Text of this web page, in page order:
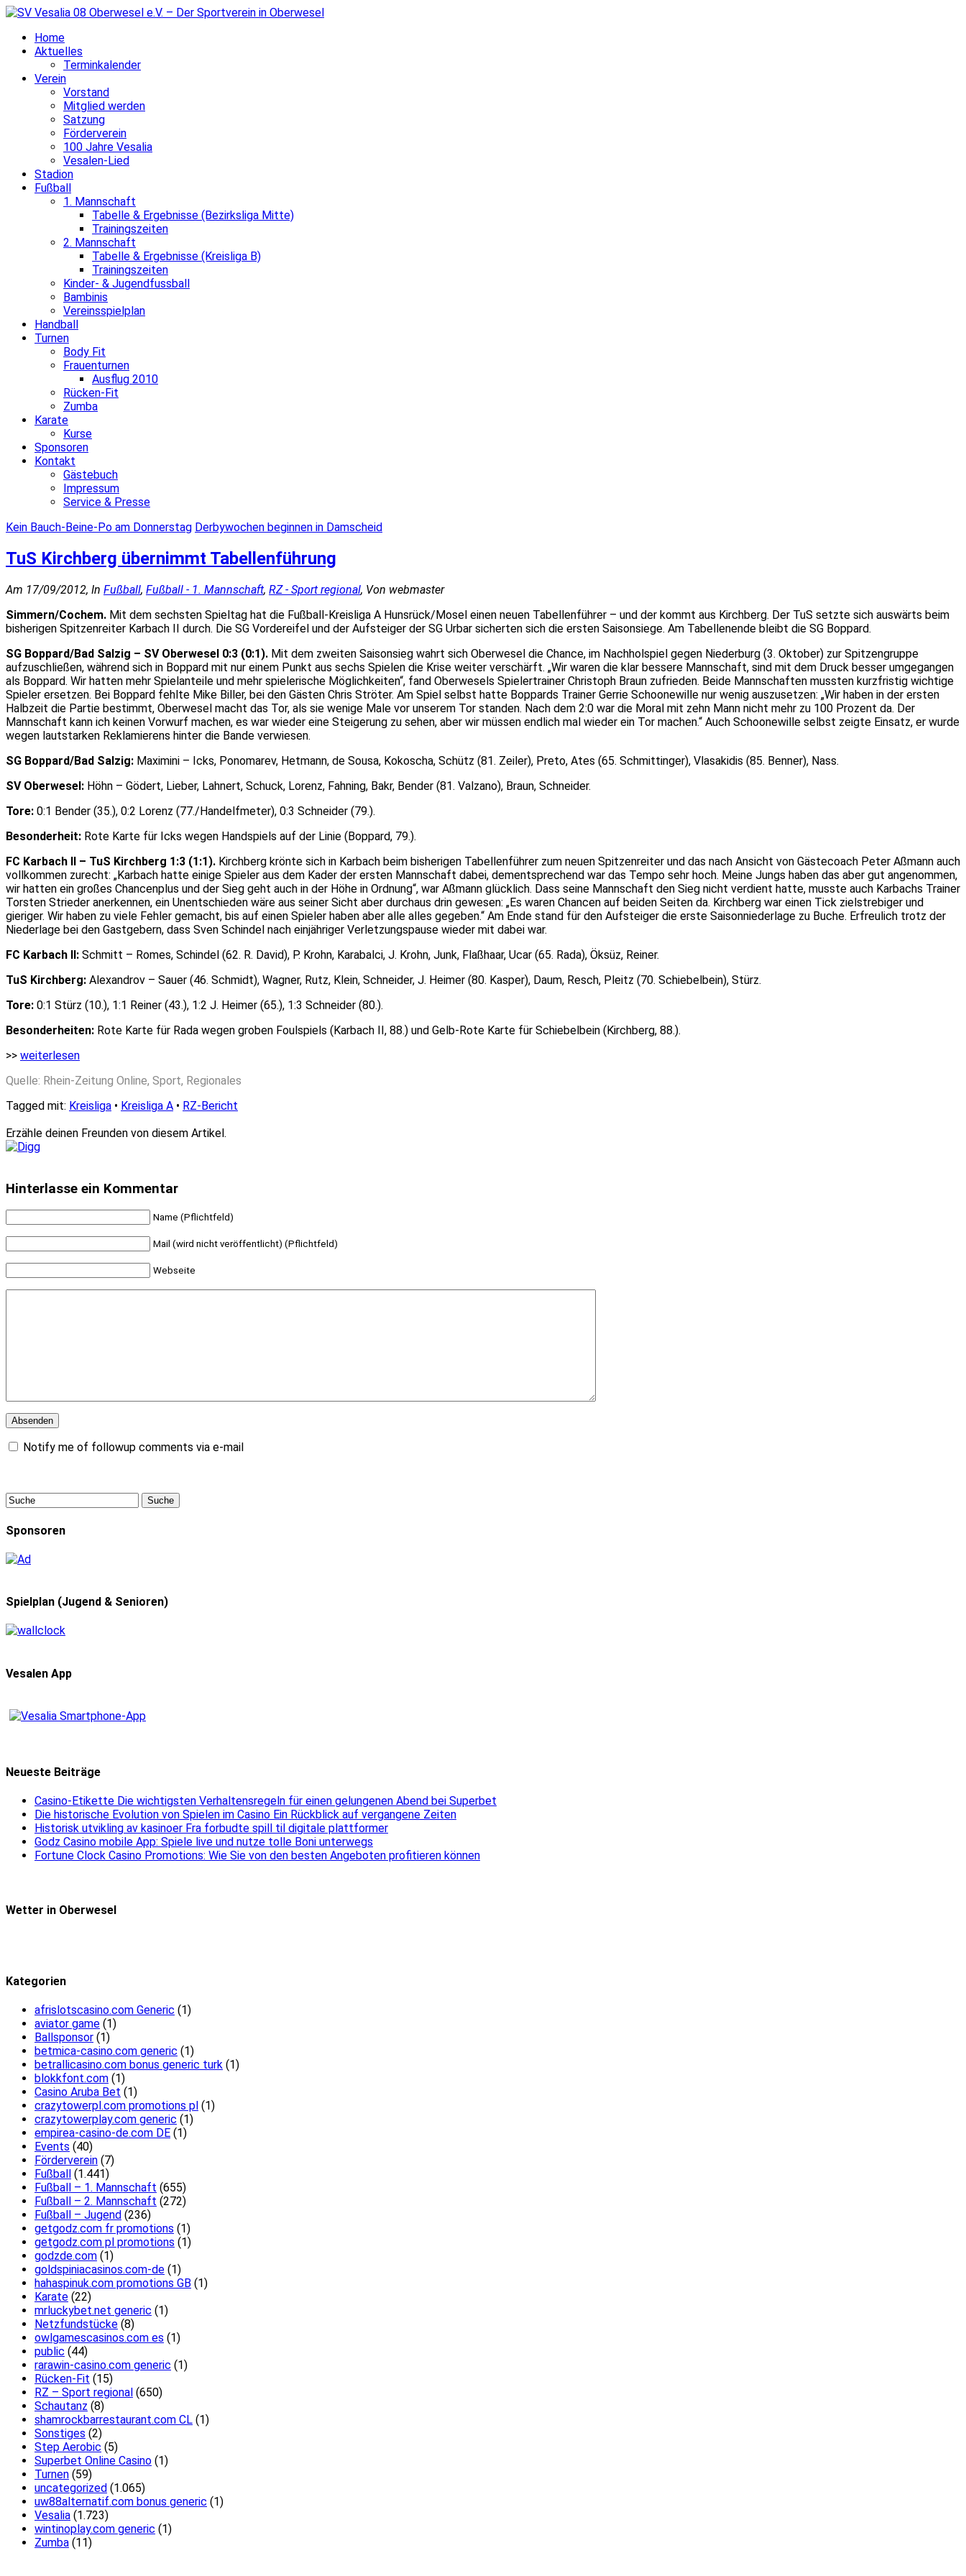
Home
Aktuelles
Terminkalender
Verein
Vorstand
Mitglied werden
Satzung
Förderverein
100 Jahre Vesalia
Vesalen-Lied
Stadion
Fußball
1. Mannschaft
Tabelle & Ergebnisse (Bezirksliga Mitte)
Trainingszeiten
2. Mannschaft
Tabelle & Ergebnisse (Kreisliga B)
Trainingszeiten
Kinder- & Jugendfussball
Bambinis
Vereinsspielplan
Handball
Turnen
Body Fit
Frauenturnen
Ausflug 2010
Rücken-Fit
Zumba
Karate
Kurse
Sponsoren
Kontakt
Gästebuch
Impressum
Service & Presse
Kein Bauch-Beine-Po am Donnerstag Derbywochen beginnen in Damscheid
TuS Kirchberg übernimmt Tabellenführung
Am 17/09/2012, In Fußball, Fußball - 1. Mannschaft, RZ - Sport regional, Von webmaster
Simmern/Cochem. Mit dem sechsten Spieltag hat die Fußball-Kreisliga A Hunsrück/Mosel einen neuen Tabellenführer – und der kommt aus Kirchberg. Der TuS setzte sich auswärts beim
bisherigen Spitzenreiter Karbach II durch. Die SG Vordereifel und der Aufsteiger der SG Urbar sicherten sich die ersten Saisonsiege. Am Tabellenende bleibt die SG Boppard.
SG Boppard/Bad Salzig – SV Oberwesel 0:3 (0:1). Mit dem zweiten Saisonsieg wahrt sich Oberwesel die Chance, im Nachholspiel gegen Niederburg (3. Oktober) zur Spitzengruppe
aufzuschließen, während sich in Boppard mit nur einem Punkt aus sechs Spielen die Krise weiter verschärft. „Wir waren die klar bessere Mannschaft, sind mit dem Druck besser umgegangen
als Boppard. Wir hatten mehr Spielanteile und mehr spielerische Möglichkeiten“, fand Oberwesels Spielertrainer Christoph Braun zufrieden. Beide Mannschaften mussten kurzfristig wichtige
Spieler ersetzen. Bei Boppard fehlte Mike Biller, bei den Gästen Chris Ströter. Am Spiel selbst hatte Boppards Trainer Gerrie Schoonewille nur wenig auszusetzen: „Wir haben in der ersten
Halbzeit die Partie bestimmt, Oberwesel macht das Tor, als sie wenige Male vor unserem Tor standen. Nach dem 2:0 war die Moral mit zehn Mann nicht mehr zu 100 Prozent da. Der
Mannschaft kann ich keinen Vorwurf machen, es war wieder eine Steigerung zu sehen, aber wir müssen endlich mal wieder ein Tor machen.“ Auch Schoonewille selbst zeigte Einsatz, er wurde
wegen lautstarken Reklamierens hinter die Bande verwiesen.
SG Boppard/Bad Salzig: Maximini – Icks, Ponomarev, Hetmann, de Sousa, Kokoscha, Schütz (81. Zeiler), Preto, Ates (65. Schmittinger), Vlasakidis (85. Benner), Nass.
SV Oberwesel: Höhn – Gödert, Lieber, Lahnert, Schuck, Lorenz, Fahning, Bakr, Bender (81. Valzano), Braun, Schneider.
Tore: 0:1 Bender (35.), 0:2 Lorenz (77./Handelfmeter), 0:3 Schneider (79.).
Besonderheit: Rote Karte für Icks wegen Handspiels auf der Linie (Boppard, 79.).
FC Karbach II – TuS Kirchberg 1:3 (1:1). Kirchberg krönte sich in Karbach beim bisherigen Tabellenführer zum neuen Spitzenreiter und das nach Ansicht von Gästecoach Peter Aßmann auch
vollkommen zurecht: „Karbach hatte einige Spieler aus dem Kader der ersten Mannschaft dabei, dementsprechend war das Tempo sehr hoch. Meine Jungs haben das aber gut angenommen,
wir hatten ein großes Chancenplus und der Sieg geht auch in der Höhe in Ordnung“, war Aßmann glücklich. Dass seine Mannschaft den Sieg nicht verdient hatte, musste auch Karbachs Trainer
Torsten Strieder anerkennen, ein Unentschieden wäre aus seiner Sicht aber durchaus drin gewesen: „Es waren Chancen auf beiden Seiten da. Kirchberg war einen Tick zielstrebiger und
gieriger. Wir haben zu viele Fehler gemacht, bis auf einen Spieler haben aber alle alles gegeben.“ Am Ende stand für den Aufsteiger die erste Saisonniederlage zu Buche. Erfreulich trotz der
Niederlage bei den Gastgebern, dass Sven Schindel nach einjähriger Verletzungspause wieder mit dabei war.
FC Karbach II: Schmitt – Romes, Schindel (62. R. David), P. Krohn, Karabalci, J. Krohn, Junk, Flaßhaar, Ucar (65. Rada), Öksüz, Reiner.
TuS Kirchberg: Alexandrov – Sauer (46. Schmidt), Wagner, Rutz, Klein, Schneider, J. Heimer (80. Kasper), Daum, Resch, Pleitz (70. Schiebelbein), Stürz.
Tore: 0:1 Stürz (10.), 1:1 Reiner (43.), 1:2 J. Heimer (65.), 1:3 Schneider (80.).
Besonderheiten: Rote Karte für Rada wegen groben Foulspiels (Karbach II, 88.) und Gelb-Rote Karte für Schiebelbein (Kirchberg, 88.).
>> weiterlesen
Quelle: Rhein-Zeitung Online, Sport, Regionales
Tagged mit: Kreisliga • Kreisliga A • RZ-Bericht
Erzähle deinen Freunden von diesem Artikel.
Hinterlasse ein Kommentar
Name (Pflichtfeld)
Mail (wird nicht veröffentlicht) (Pflichtfeld)
Webseite
Notify me of followup comments via e-mail
Sponsoren
Spielplan (Jugend & Senioren)
Vesalen App
Neueste Beiträge
Casino-Etikette Die wichtigsten Verhaltensregeln für einen gelungenen Abend bei Superbet
Die historische Evolution von Spielen im Casino Ein Rückblick auf vergangene Zeiten
Historisk utvikling av kasinoer Fra forbudte spill til digitale plattformer
Godz Casino mobile App: Spiele live und nutze tolle Boni unterwegs
Fortune Clock Casino Promotions: Wie Sie von den besten Angeboten profitieren können
Wetter in Oberwesel
Kategorien
afrislotscasino.com Generic (1)
aviator game (1)
Ballsponsor (1)
betmica-casino.com generic (1)
betrallicasino.com bonus generic turk (1)
blokkfont.com (1)
Casino Aruba Bet (1)
crazytowerpl.com promotions pl (1)
crazytowerplay.com generic (1)
empirea-casino-de.com DE (1)
Events (40)
Förderverein (7)
Fußball
(1.441)
Fußball – 1. Mannschaft (655)
Fußball – 2. Mannschaft (272)
Fußball – Jugend (236)
getgodz.com fr promotions (1)
getgodz.com pl promotions (1)
godzde.com (1)
goldspiniacasinos.com-de (1)
hahaspinuk.com promotions GB (1)
Karate (22)
mrluckybet.net generic (1)
Netzfundstücke (8)
owlgamescasinos.com es (1)
public (44)
rarawin-casino.com generic (1)
Rücken-Fit (15)
RZ – Sport regional (650)
Schautanz (8)
shamrockbarrestaurant.com CL (1)
Sonstiges (2)
Step Aerobic (5)
Superbet Online Casino (1)
Turnen (59)
uncategorized (1.065)
uw88alternatif.com bonus generic (1)
Vesalia (1.723)
wintinoplay.com generic (1)
Zumba (11)